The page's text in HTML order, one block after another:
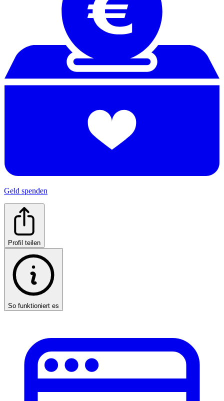
Geld spenden
Profil teilen
So funktioniert es